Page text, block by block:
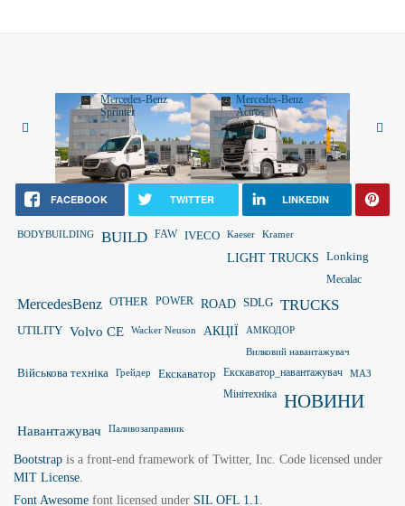
Mercedes-Benz
Sprinter
Mercedes-Benz
Actros
FACEBOOK TWITTER LINKEDIN
BODYBUILDING BUILD FAW IVECO Kaeser Kramer
LIGHT TRUCKS
Lonking
Mecalac
MercedesBenz OTHER POWER ROAD SDLG TRUCKS
UTILITY Volvo CE Wacker Neuson АКЦІЇ
АМКОДОР
Вилковий навантажувач
Військова техніка Грейдер Екскаватор Екскаватор_навантажувач МАЗ
Мінітехніка НОВИНИ
Навантажувач Паливозаправник
Bootstrap is a front-end framework of Twitter, Inc. Code licensed under
MIT License.
Font Awesome font licensed under SIL OFL 1.1.